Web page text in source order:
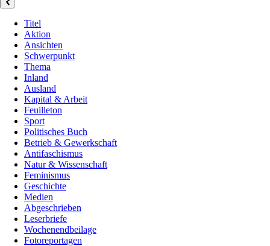
Titel
Aktion
Ansichten
Schwerpunkt
Thema
Inland
Ausland
Kapital & Arbeit
Feuilleton
Sport
Politisches Buch
Betrieb & Gewerkschaft
Antifaschismus
Natur & Wissenschaft
Feminismus
Geschichte
Medien
Abgeschrieben
Leserbriefe
Wochenendbeilage
Fotoreportagen